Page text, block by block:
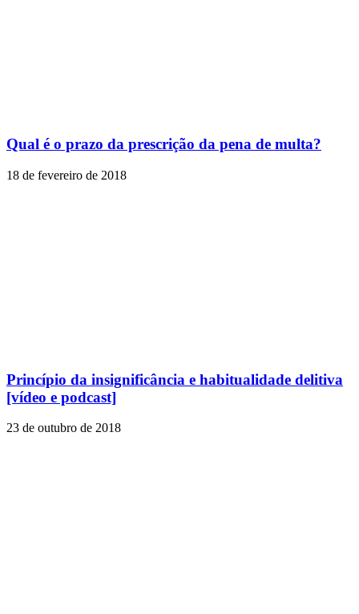
Qual é o prazo da prescrição da pena de multa?
18 de fevereiro de 2018
Princípio da insignificância e habitualidade delitiva
[vídeo e podcast]
23 de outubro de 2018